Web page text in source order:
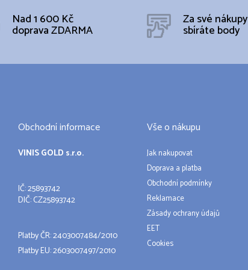
Nad 1 600 Kč
doprava ZDARMA
Za své nákupy
sbíráte body
Obchodní informace
VINIS GOLD s.r.o.
IČ: 25893742
DIČ: CZ25893742
Platby ČR: 2403007484/2010
Platby EU: 2603007497/2010
Vše o nákupu
Jak nakupovat
Doprava a platba
Obchodní podmínky
Reklamace
Zásady ochrany údajů
EET
Cookies